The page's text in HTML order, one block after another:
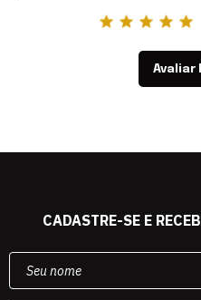
Avaliar
CADASTRE-SE E